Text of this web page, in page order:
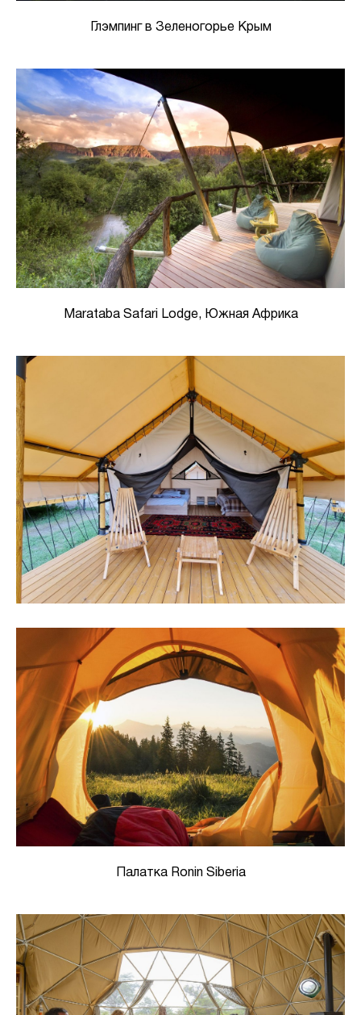
Глэмпинг в Зеленогорье Крым
Marataba Safari Lodge, Южная Африка
Палатка Ronin Siberia